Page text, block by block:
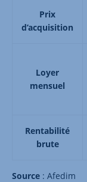
Prix
d’acquisition
Loyer
mensuel
Rentabilité
brute
Source : Afedim